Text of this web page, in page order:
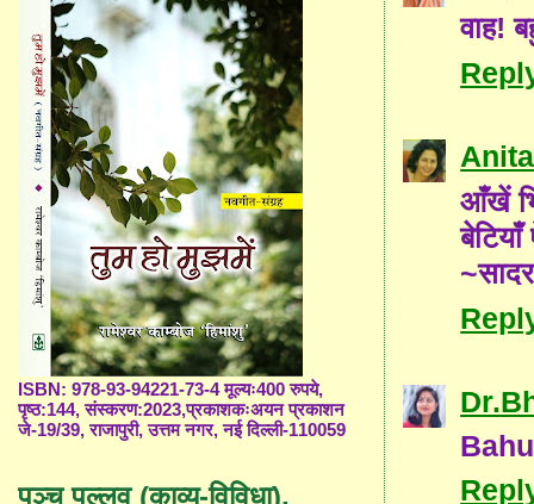
वाह!
आँखें
ISBN: 978-93-94221-73-4 मूल्यः400 रुपये,
पृष्ठ:144, संस्करण:2023,प्रकाशकःअयन प्रकाशन
जे-19/39, राजापुरी, उत्तम नगर, नई दिल्ली-110059
पञ्च पल्लव (काव्य-विविधा),